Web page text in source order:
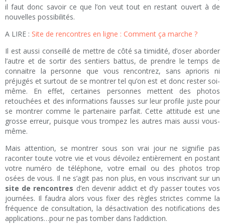
il faut donc savoir ce que l’on veut tout en restant ouvert à de
nouvelles possibilités.
A LIRE : Site de rencontres en ligne : Comment ça marche ?
Il est aussi conseillé de mettre de côté sa timidité, d’oser aborder
l’autre et de sortir des sentiers battus, de prendre le temps de
connaitre la personne que vous rencontrez, sans aprioris ni
préjugés et surtout de se montrer tel qu’on est et donc rester soi-
même. En effet, certaines personnes mettent des photos
retouchées et des informations fausses sur leur profile juste pour
se montrer comme le partenaire parfait. Cette attitude est une
grosse erreur, puisque vous trompez les autres mais aussi vous-
même.
Mais attention, se montrer sous son vrai jour ne signifie pas
raconter toute votre vie et vous dévoilez entièrement en postant
votre numéro de téléphone, votre email ou des photos trop
osées de vous. Il ne s’agit pas non plus, en vous inscrivant sur un
site de rencontres d’en devenir addict et d’y passer toutes vos
journées. Il faudra alors vous fixer des règles strictes comme la
fréquence de consultation, la désactivation des notifications des
applications…pour ne pas tomber dans l’addiction.